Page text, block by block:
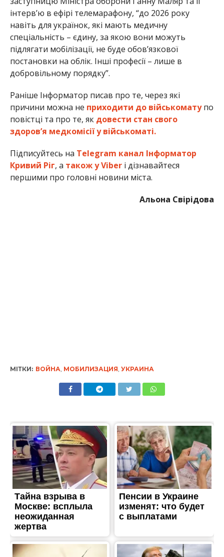
інтерв’ю в ефірі телемарафону, “до 2026 року
навіть для українок, які мають медичну
спеціальність – єдину, за якою вони можуть
підлягати мобілізації, не буде обов’язкової
постановки на облік. Інші професії – лише в
добровільному порядку”.
Раніше Інформатор писав про те, через які
причини можна не приходити до військоматупо
повістці та про те, як довести стан свого
здоров’я медкомісії у військоматі.
Підписуйтесь на Telegram канал Інформатор
Кривий Ріг, а також у Viberі дізнавайтеся
першими про головні новини міста.
Альона Свірідова
МІТКИ: ВОЙНА МОБИЛИЗАЦИЯ УКРАИНА